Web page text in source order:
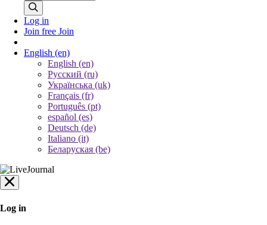
Log in
Join free Join
English (en)
English (en)
Русский (ru)
Українська (uk)
Français (fr)
Português (pt)
español (es)
Deutsch (de)
Italiano (it)
Беларуская (be)
Log in